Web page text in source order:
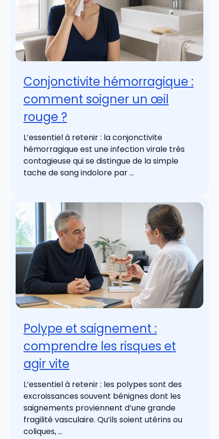
Conjonctivite hémorragique :
comment soigner un œil
rouge ?
L’essentiel à retenir : la conjonctivite
hémorragique est une infection virale très
contagieuse qui se distingue de la simple
tache de sang indolore par ...
Polype et saignement :
comprendre les risques et
agir vite
L’essentiel à retenir : les polypes sont des
excroissances souvent bénignes dont les
saignements proviennent d’une grande
fragilité vasculaire. Qu’ils soient utérins ou
coliques, ...